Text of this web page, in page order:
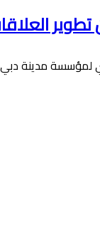
لمؤسسة مدينة